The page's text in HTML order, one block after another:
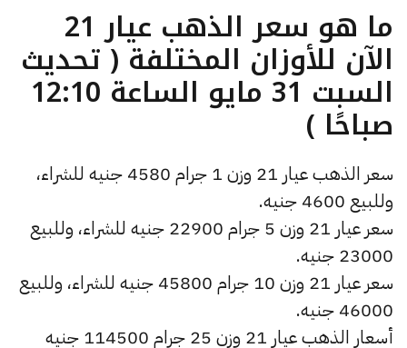
ما هو سعر الذهب عيار 21
الآن للأوزان المختلفة ( تحديث
السبت 31 مايو الساعة 12:10
صباحًا )
سعر الذهب عيار 21 وزن 1 جرام 4580 جنيه للشراء،
وللبيع 4600 جنيه.
سعر عيار 21 وزن 5 جرام 22900 جنيه للشراء، وللبيع
23000 جنيه.
سعر عيار 21 وزن 10 جرام 45800 جنيه للشراء، وللبيع
46000 جنيه.
أسعار الذهب عيار 21 وزن 25 جرام 114500 جنيه